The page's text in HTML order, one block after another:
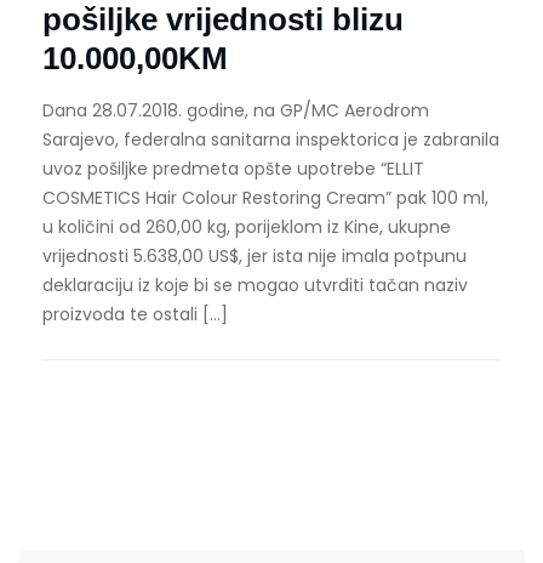
pošiljke vrijednosti blizu
10.000,00KM
Dana 28.07.2018. godine, na GP/MC Aerodrom
Sarajevo, federalna sanitarna inspektorica je zabranila
uvoz pošiljke predmeta opšte upotrebe “ELLIT
COSMETICS Hair Colour Restoring Cream” pak 100 ml,
u količini od 260,00 kg, porijeklom iz Kine, ukupne
vrijednosti 5.638,00 US$, jer ista nije imala potpunu
deklaraciju iz koje bi se mogao utvrditi tačan naziv
proizvoda te ostali […]